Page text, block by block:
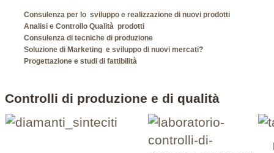
Consulenza per lo sviluppo e realizzazione di nuovi prodotti
Analisi e Controllo Qualità prodotti
Consulenza di tecniche di produzione
Soluzione di Marketing e sviluppo di nuovi mercati?
Progettazione e studi di fattibilità
Controlli di produzione e di qualità